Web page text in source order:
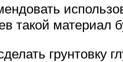
такой
грунтовку